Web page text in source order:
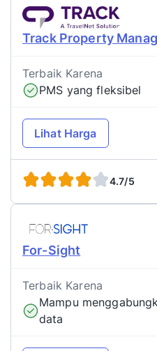
Track Property
Terbaik Karena
PMS yang fleksibel
Lihat Harga
4.7/5
For-Sight
Terbaik Karena
Mampu
data